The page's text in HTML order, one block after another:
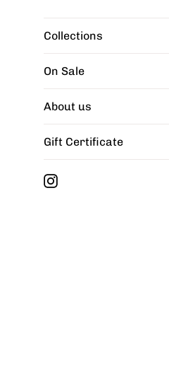
Collections
On Sale
About us
Gift Certificate
Instagram